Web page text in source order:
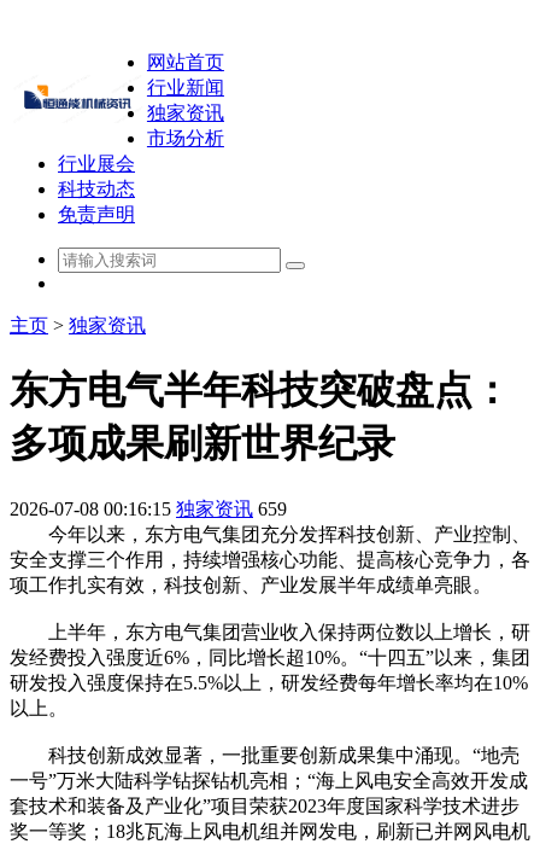
网站首页
行业新闻
独家资讯
市场分析
行业展会
科技动态
免责声明
主页 > 独家资讯
东方电气半年科技突破盘点：
多项成果刷新世界纪录
2026-07-08 00:16:15 独家资讯 659
今年以来，东方电气集团充分发挥科技创新、产业控制、
安全支撑三个作用，持续增强核心功能、提高核心竞争力，各
项工作扎实有效，科技创新、产业发展半年成绩单亮眼。
上半年，东方电气集团营业收入保持两位数以上增长，研
发经费投入强度近6%，同比增长超10%。“十四五”以来，集团
研发投入强度保持在5.5%以上，研发经费每年增长率均在10%
以上。
科技创新成效显著，一批重要创新成果集中涌现。“地壳
一号”万米大陆科学钻探钻机亮相；“海上风电安全高效开发成
套技术和装备及产业化”项目荣获2023年度国家科学技术进步
奖一等奖；18兆瓦海上风电机组并网发电，刷新已并网风电机